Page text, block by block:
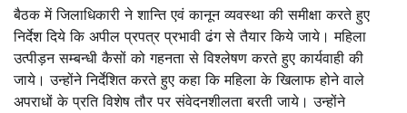
बैठक में जिलाधिकारी ने शान्ति एवं कानून व्यवस्था की समीक्षा करते हुए
निर्देश दिये कि अपील प्रपत्र प्रभावी ढंग से तैयार किये जाये। महिला
उत्पीड़न सम्बन्धी कैसों को गहनता से विश्लेषण करते हुए कार्यवाही की
जाये। उन्होंने निर्देशित करते हुए कहा कि महिला के खिलाफ होने वाले
अपराधों के प्रति विशेष तौर पर संवेदनशीलता बरती जाये। उन्होंने